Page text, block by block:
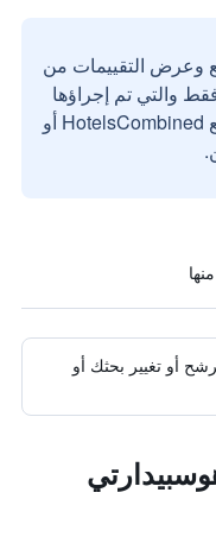
وعرض التقييمات من
والتي تم إجراؤها
بواسطة مستخدمين حقيقيين مع HotelsCombined أو
أو تغيير بحثك أو